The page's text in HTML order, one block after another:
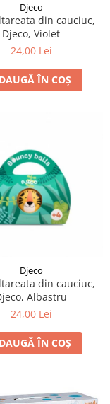
Djeco
din cauciuc,
Djeco, Violet
24,00 Lei
ÎN COȘ
Djeco
din cauciuc,
Albastru
24,00 Lei
ÎN COȘ